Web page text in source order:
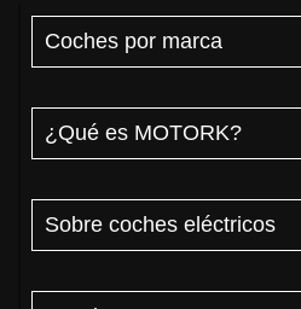
Coches por marca
¿Qué es MOTORK?
Sobre coches eléctricos